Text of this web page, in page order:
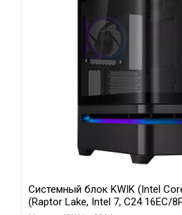
Системный блок KWIK (Intel
(Raptor Lake, Intel 7, C24 16EC/